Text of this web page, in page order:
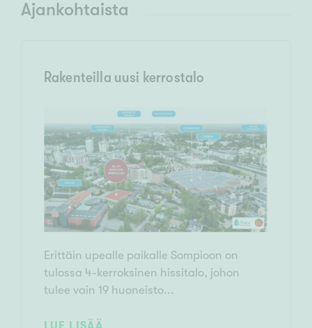
Ajankohtaista
Rakenteilla uusi kerrostalo
Erittäin upealle paikalle Sompioon on
tulossa 4-kerroksinen hissitalo, johon
tulee vain 19 huoneisto...